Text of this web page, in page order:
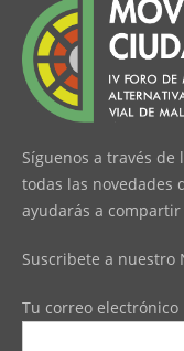
Síguenos a través de
todas las novedades
ayudarás a
Suscribete a nuestro
Tu correo electrónico